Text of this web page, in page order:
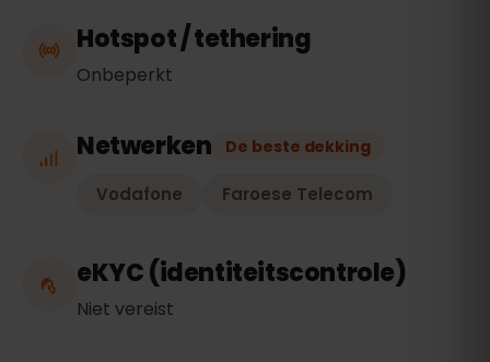
Hotspot / tethering
Onbeperkt
Netwerken De beste dekking
Vodafone Faroese Telecom
eKYC (identiteitscontrole)
Niet vereist